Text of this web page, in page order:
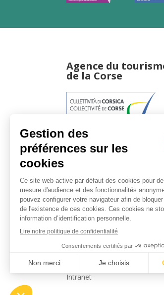
Agence du
de la Corse
T : 04 95 51 77 77
Accueil et horaires
Nous contacter
Politique de confidentialité
Mentions légales
Intranet